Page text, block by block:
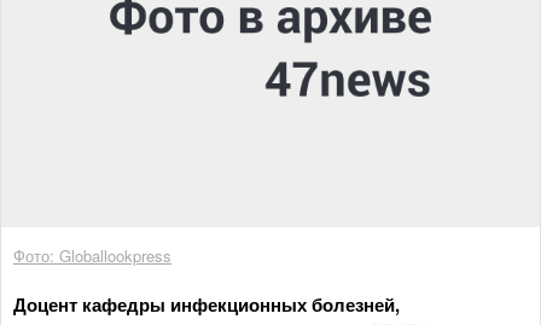
Фото: Globallookpress
Доцент кафедры инфекционных болезней,